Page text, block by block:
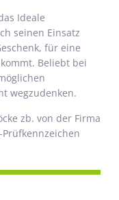
Ideale
seinen Einsatz
für eine
Beliebt bei
wegzudenken.
zb. von der Firma
Prüfkennzeichen